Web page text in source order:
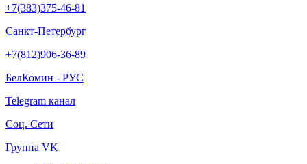
+7(383)375-46-81
Санкт-Петербург
+7(812)906-36-89
БелКомин - РУС
Telegram канал
Соц. Сети
Группа VK